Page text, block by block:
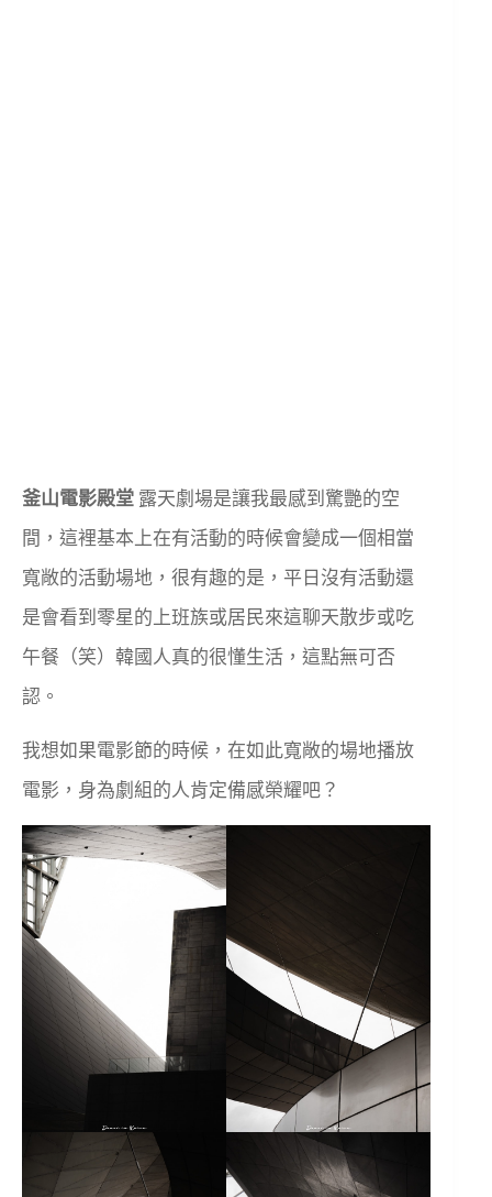
釜山電影殿堂 露天劇場是讓我最感到驚艷的空
間，這裡基本上在有活動的時候會變成一個相當
寬敞的活動場地，很有趣的是，平日沒有活動還
是會看到零星的上班族或居民來這聊天散步或吃
午餐（笑）韓國人真的很懂生活，這點無可否
認。
我想如果電影節的時候，在如此寬敞的場地播放
電影，身為劇組的人肯定備感榮耀吧？